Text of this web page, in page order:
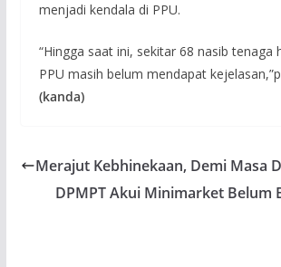
menjadi kendala di PPU.
“Hingga saat ini, sekitar 68 nasib tenaga
PPU masih belum mendapat
(kanda)
Merajut Kebhinekaan, Demi Masa
DPMPT Akui Minimarket Belum